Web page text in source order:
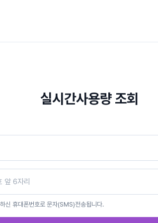
실시간사용량 조회
신 휴대폰번호로 문자(SMS)전송됩니다.